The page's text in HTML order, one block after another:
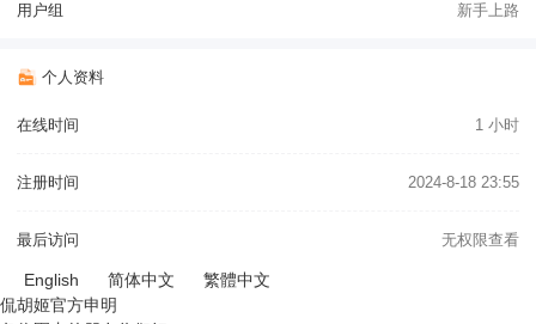
用户组 新手上路
个人资料
在线时间 1 小时
注册时间 2024-8-18 23:55
最后访问 无权限查看
English 简体中文
繁體中文
侃胡姬官方申明